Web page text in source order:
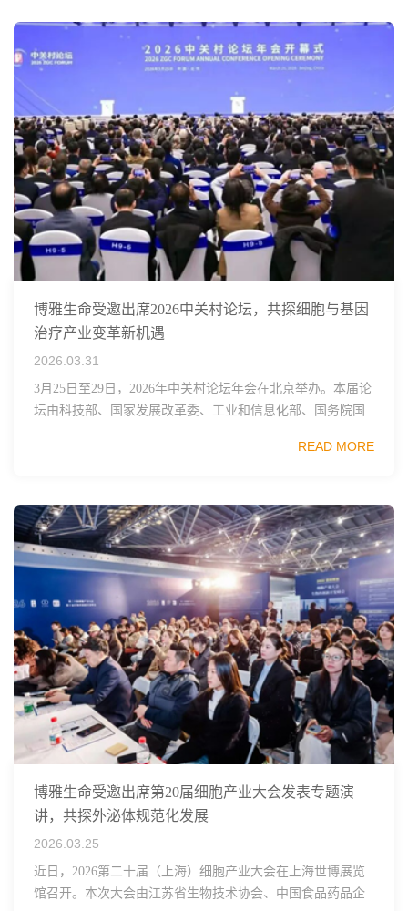
博雅生命受邀出席2026中关村论坛，共探细胞与基因
治疗产业变革新机遇
2026.03.31
3月25日至29日，2026年中关村论坛年会在北京举办。本届论
坛由科技部、国家发展改革委、工业和信息化部、国务院国
READ MORE
博雅生命受邀出席第20届细胞产业大会发表专题演
讲，共探外泌体规范化发展
2026.03.25
近日，2026第二十届（上海）细胞产业大会在上海世博展览
馆召开。本次大会由江苏省生物技术协会、中国食品药品企